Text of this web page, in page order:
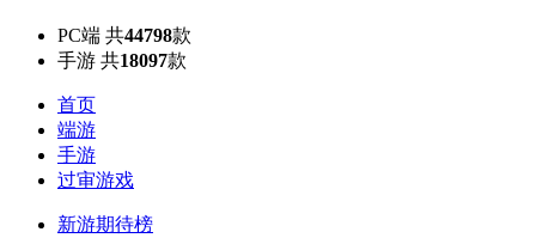
PC端 共44798款
手游 共18097款
首页
端游
手游
过审游戏
新游期待榜